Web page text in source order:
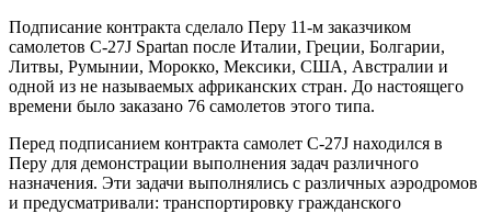
Подписание контракта сделало Перу 11-м заказчиком
самолетов C-27J Spartan после Италии, Греции, Болгарии,
Литвы, Румынии, Морокко, Мексики, США, Австралии и
одной из не называемых африканских стран. До настоящего
времени было заказано 76 самолетов этого типа.
Перед подписанием контракта самолет C-27J находился в
Перу для демонстрации выполнения задач различного
назначения. Эти задачи выполнялись с различных аэродромов
и предусматривали: транспортировку гражданского